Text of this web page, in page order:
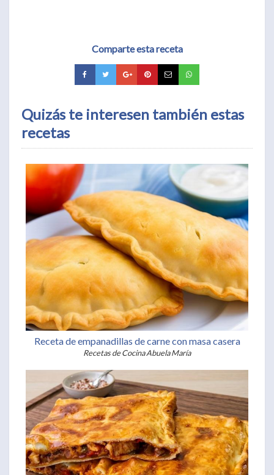
Comparte esta receta
Quizás te interesen también estas
recetas
Receta de empanadillas de carne con masa casera
Recetas de Cocina Abuela María